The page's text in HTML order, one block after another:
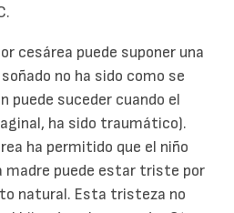
cesárea puede suponer una
no ha sido como se
puede suceder cuando el
ha sido traumático).
ha permitido que el niño
madre puede estar triste por
natural. Esta tristeza no